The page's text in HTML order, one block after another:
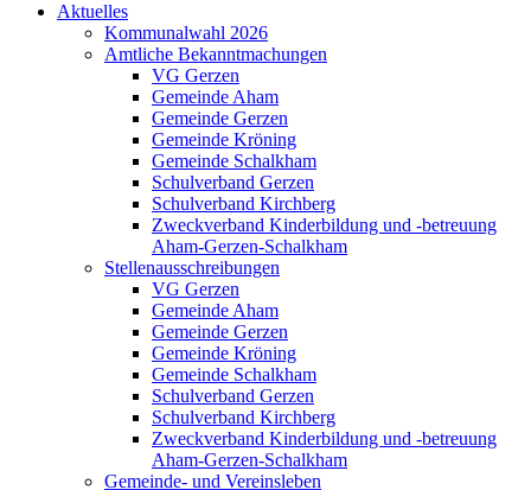
Aktuelles
Kommunalwahl 2026
Amtliche Bekanntmachungen
VG Gerzen
Gemeinde Aham
Gemeinde Gerzen
Gemeinde Kröning
Gemeinde Schalkham
Schulverband Gerzen
Schulverband Kirchberg
Zweckverband Kinderbildung und -betreuung
Aham-Gerzen-Schalkham
Stellenausschreibungen
VG Gerzen
Gemeinde Aham
Gemeinde Gerzen
Gemeinde Kröning
Gemeinde Schalkham
Schulverband Gerzen
Schulverband Kirchberg
Zweckverband Kinderbildung und -betreuung
Aham-Gerzen-Schalkham
Gemeinde- und Vereinsleben